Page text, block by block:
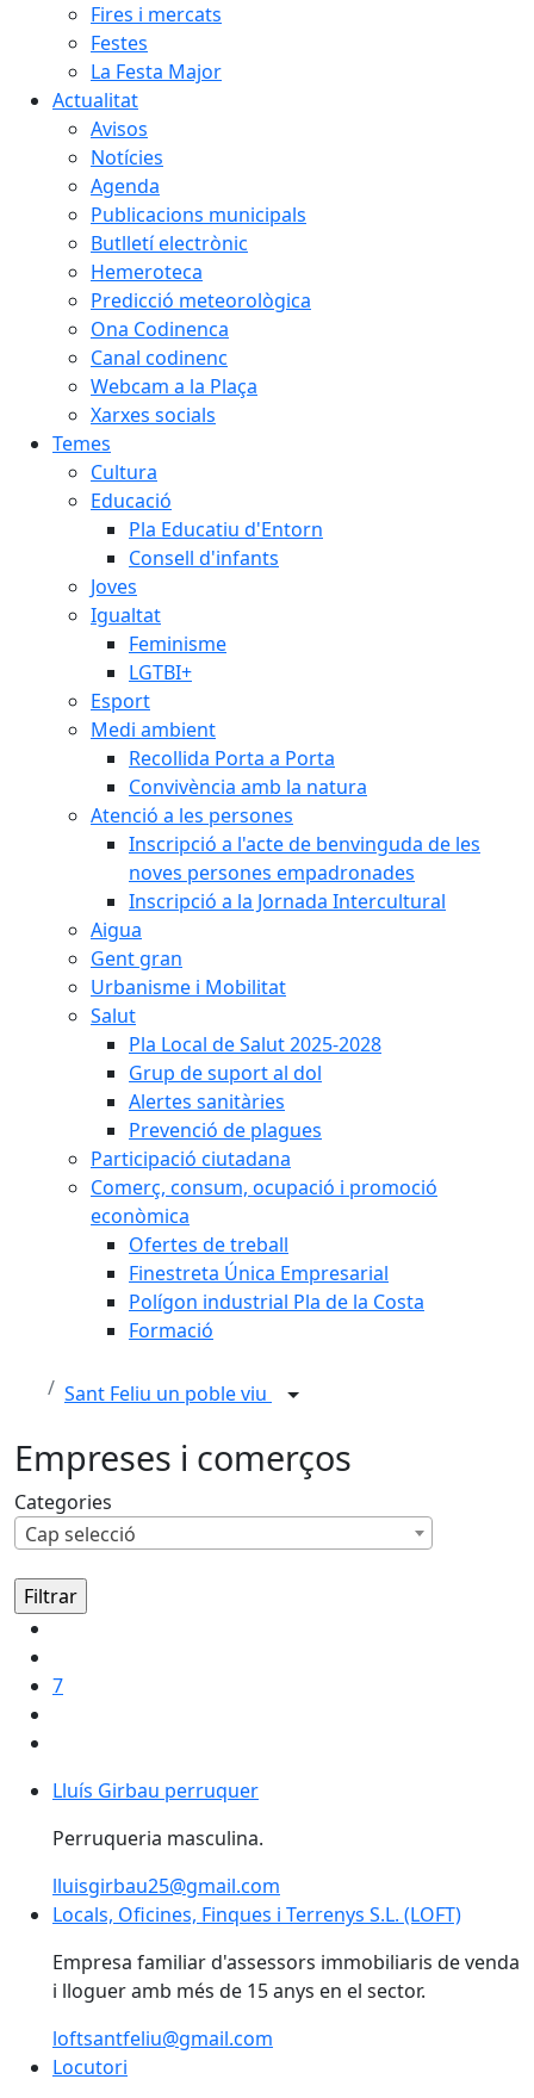
Fires i mercats
Festes
La Festa Major
Actualitat
Avisos
Notícies
Agenda
Publicacions municipals
Butlletí electrònic
Hemeroteca
Predicció meteorològica
Ona Codinenca
Canal codinenc
Webcam a la Plaça
Xarxes socials
Temes
Cultura
Educació
Pla Educatiu d'Entorn
Consell d'infants
Joves
Igualtat
Feminisme
LGTBI+
Esport
Medi ambient
Recollida Porta a Porta
Convivència amb la natura
Atenció a les persones
Inscripció a l'acte de benvinguda de les
noves persones empadronades
Inscripció a la Jornada Intercultural
Aigua
Gent gran
Urbanisme i Mobilitat
Salut
Pla Local de Salut 2025-2028
Grup de suport al dol
Alertes sanitàries
Prevenció de plagues
Participació ciutadana
Comerç, consum, ocupació i promoció
econòmica
Ofertes de treball
Finestreta Única Empresarial
Polígon industrial Pla de la Costa
Formació
Sant Feliu un poble viu
Empreses i comerços
Categories
Cap selecció
7
Lluís Girbau perruquer
Lluís Girbau perruquer
Perruqueria masculina.
lluisgirbau25@gmail.com
Locals, Oficines, Finques i Terrenys S.L. (LOFT)
Locals, Oficines, Finques i Terrenys S.L. (LOFT)
Empresa familiar d'assessors immobiliaris de venda
i lloguer amb més de 15 anys en el sector.
loftsantfeliu@gmail.com
Locutori